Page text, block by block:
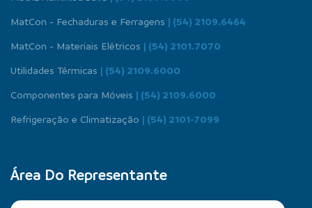
MatCon - Fechaduras e Ferragens | (54) 2109.6464
MatCon - Materiais Elétricos | (54) 2101.7070
Utilidades Térmicas | (54) 2109.6000
Componentes para Móveis | (54) 2109.6000
Refrigeração e Climatização | (54) 2101-7099
Área Do Representante